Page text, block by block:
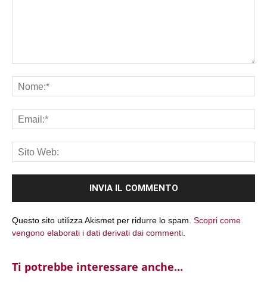
Questo sito utilizza Akismet per ridurre lo spam. Scopri come
vengono elaborati i dati derivati dai commenti
Ti potrebbe interessare anche...